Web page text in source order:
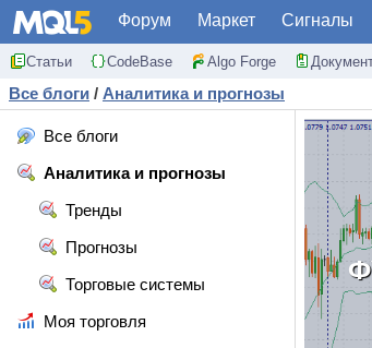
Форум Маркет Сигналы
Статьи CodeBase Algo Forge
Все блоги / Аналитика и прогнозы
Все блоги
Аналитика и прогнозы
Тренды
Прогнозы
Торговые системы
Моя торговля